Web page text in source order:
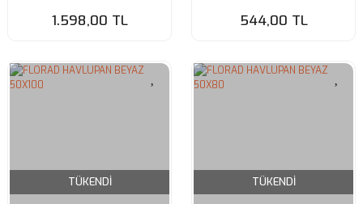
1.598,00 TL 544,00 TL
TÜKENDİ TÜKENDİ